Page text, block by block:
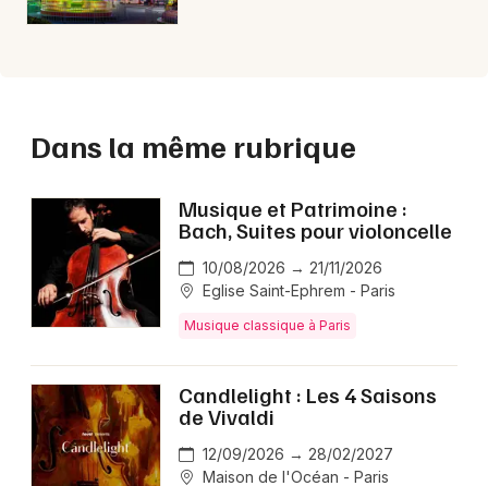
Dans la même rubrique
Musique et Patrimoine :
Bach, Suites pour violoncelle
10/08/2026 → 21/11/2026
Eglise Saint-Ephrem - Paris
Musique classique à Paris
Candlelight : Les 4 Saisons
de Vivaldi
12/09/2026 → 28/02/2027
Maison de l'Océan - Paris